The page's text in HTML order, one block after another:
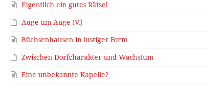
Eigentlich ein gutes Rätsel…
Auge um Auge (V.)
Büchsenhausen in lustiger Form
Zwischen Dorfcharakter und Wachstum
Eine unbekannte Kapelle?